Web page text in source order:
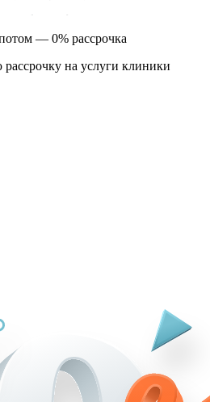
— 0% рассрочка
на услуги клиники